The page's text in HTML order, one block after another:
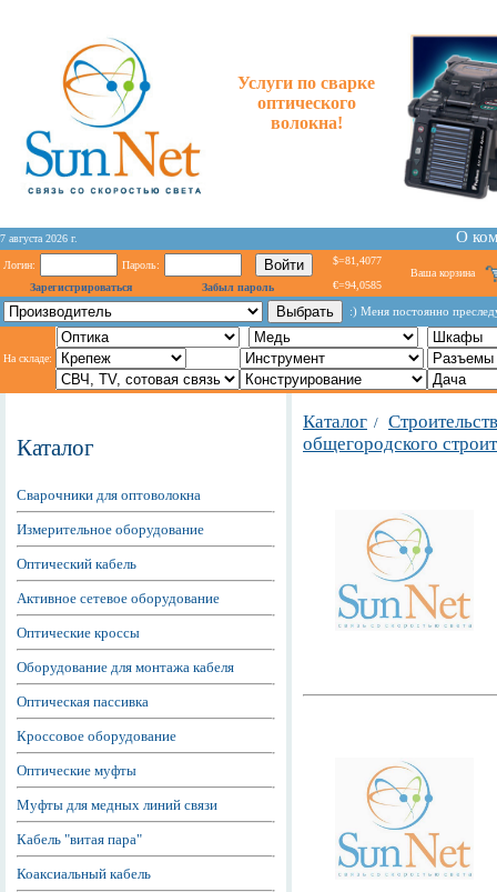
Услуги по сварке
оптического
волокна!
7 августа 2026 г. О
Логин:
Пароль:
Зарегистрироваться
Забыл пароль
$=81,4077
€=94,0585
Ваша корзина
:) Меня постоянно
На складе:
Каталог
Сварочники для оптоволокна
Измерительное оборудование
Оптический кабель
Активное сетевое оборудование
Оптические кроссы
Оборудование для монтажа кабеля
Оптическая пассивка
Кроссовое оборудование
Оптические муфты
Муфты для медных линий связи
Кабель "витая пара"
Коаксиальный кабель
Каталог /
общегородского